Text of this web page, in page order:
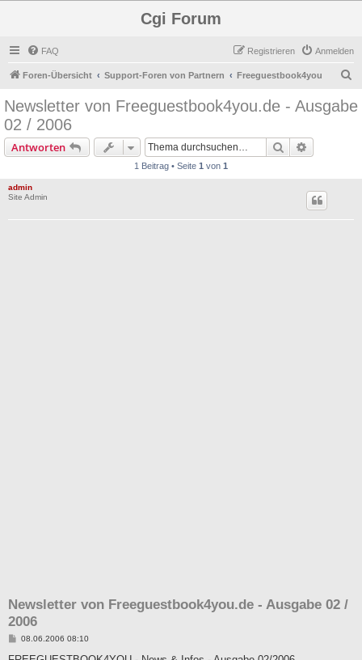
Cgi Forum
FAQ Anmelden
Registrieren
Foren-Übersicht Support-Foren von Partnern Freeguestbook4you
c
Newsletter von Freeguestbook4you.de - Ausgabe
02 / 2006
Antworten Suche
1 Beitrag • Seite 1 von 1
admin
Site Admin
Newsletter von Freeguestbook4you.de - Ausgabe 02 /
2006
B
i
08.06.2006 08:10